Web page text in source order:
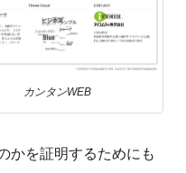
カンタンWEB
かを証明するためにも